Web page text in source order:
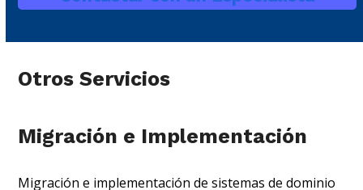
Otros Servicios
Migración e Implementación
Migración e implementación de sistemas de dominio